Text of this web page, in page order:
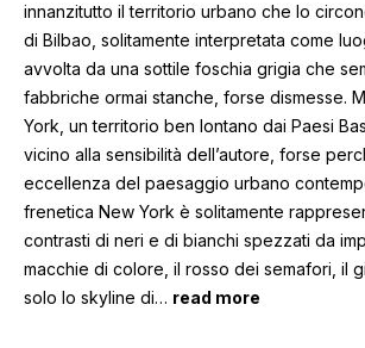
innanzitutto il territorio urbano che lo
di Bilbao, solitamente interpretata come
avvolta da una sottile foschia grigia che
fabbriche ormai stanche, forse dismesse.
York, un territorio ben lontano dai Paesi
vicino alla sensibilità dell’autore, forse
eccellenza del paesaggio urbano
frenetica New York è solitamente
contrasti di neri e di bianchi spezzati da
macchie di colore, il rosso dei semafori, il
solo lo skyline di… read more